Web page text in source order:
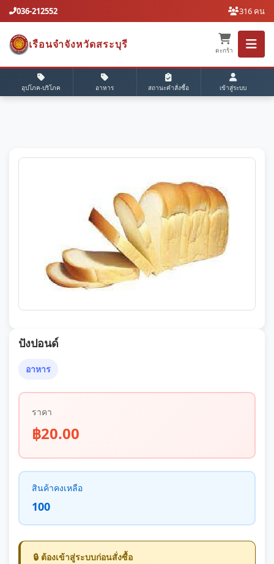
036-212552 316 คน
เรือนจำจังหวัดสระบุรี
ตะกร้า
อุปโภค-บริโภค อาหาร สถานะคำสั่งซื้อ เข้าสู่ระบบ
ปังปอนด์
อาหาร
ราคา
฿20.00
สินค้าคงเหลือ
100
🔒 ต้องเข้าสู่ระบบก่อนสั่งซื้อ